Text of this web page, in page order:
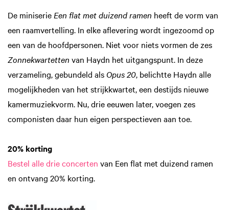
De miniserie Een flat met duizend ramen heeft de vorm van
een raamvertelling. In elke aflevering wordt ingezoomd op
een van de hoofdpersonen. Niet voor niets vormen de zes
Zonnekwartetten van Haydn het uitgangspunt. In deze
verzameling, gebundeld als Opus 20, belichtte Haydn alle
mogelijkheden van het strijkkwartet, een destijds nieuwe
kamermuziekvorm. Nu, drie eeuwen later, voegen zes
componisten daar hun eigen perspectieven aan toe.
20% korting
Bestel alle drie concerten van Een flat met duizend ramen
en ontvang 20% korting.